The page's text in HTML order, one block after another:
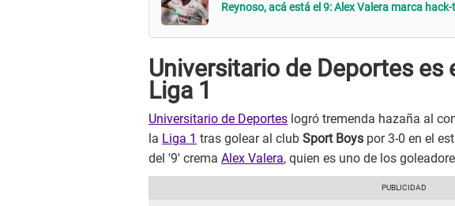
Reynoso, acá está el 9: Alex Valera marca
Universitario de Deportes es
Liga 1
Universitario de Deportes logró tremenda hazaña al
la Liga 1 tras golear al club Sport Boys por 3-0 en el
del '9' crema Alex Valera, quien es uno de los